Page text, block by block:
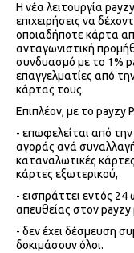
H νέα λειτουργία
επιχειρήσεις να
οποιαδήποτε κάρτα
ανταγωνιστική
συνδυασμό με το 1%
επαγγελματίες από
κάρτας τους.
Επιπλέον, με το payzy
- επωφελείται από
αγοράς ανά συναλλαγή
καταναλωτικές
κάρτες εξωτερικού,
- εισπράττει εντός
απευθείας στον
- δεν έχει δέσμευση
δοκιμάσουν όλοι.